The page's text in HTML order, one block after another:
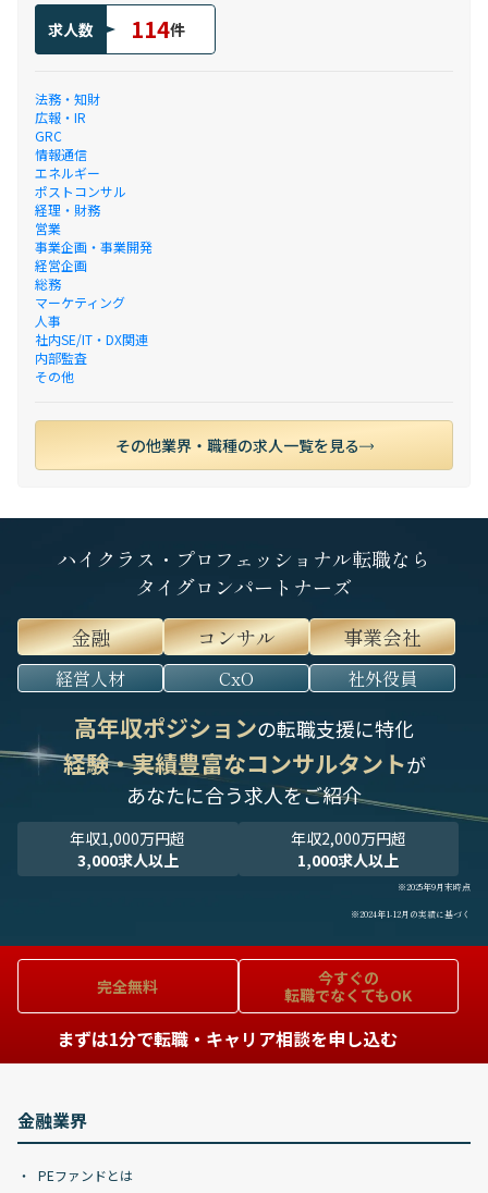
求人数 114件
法務・知財
広報・IR
GRC
情報通信
エネルギー
ポストコンサル
経理・財務
営業
事業企画・事業開発
経営企画
総務
マーケティング
人事
社内SE/IT・DX関連
内部監査
その他
その他業界・職種の求人一覧を見る
ハイクラス・プロフェッショナル転職なら
タイグロンパートナーズ
金融
コンサル 事業会社
経営人材 CxO 社外役員
高年収ポジションの転職支援に特化
経験・実績豊富なコンサルタントが
あなたに合う求人をご紹介
年収1,000万円超
3,000求人以上
年収2,000万円超
1,000求人以上
※2025年9月末時点
※2024年1-12月の実績に基づく
完全無料
今すぐの
転職でなくてもOK
まずは1分で転職・キャリア相談を申し込む
金融業界
PEファンドとは